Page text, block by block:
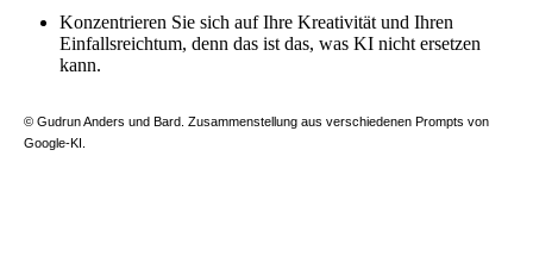
Konzentrieren Sie sich auf Ihre Kreativität und Ihren
Einfallsreichtum, denn das ist das, was KI nicht ersetzen
kann.
© Gudrun Anders und Bard. Zusammenstellung aus verschiedenen Prompts von
Google-KI.